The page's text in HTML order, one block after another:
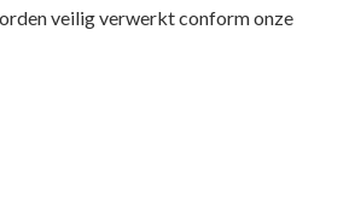
veilig verwerkt conform onze